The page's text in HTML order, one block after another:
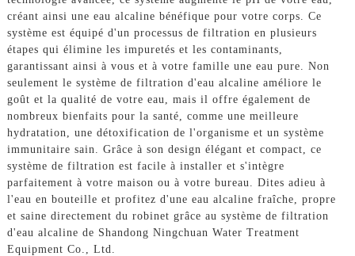
créant ainsi une eau alcaline bénéfique pour votre corps. Ce
système est équipé d'un processus de filtration en plusieurs
étapes qui élimine les impuretés et les contaminants,
garantissant ainsi à vous et à votre famille une eau pure. Non
seulement le système de filtration d'eau alcaline améliore le
goût et la qualité de votre eau, mais il offre également de
nombreux bienfaits pour la santé, comme une meilleure
hydratation, une détoxification de l'organisme et un système
immunitaire sain. Grâce à son design élégant et compact, ce
système de filtration est facile à installer et s'intègre
parfaitement à votre maison ou à votre bureau. Dites adieu à
l'eau en bouteille et profitez d'une eau alcaline fraîche, propre
et saine directement du robinet grâce au système de filtration
d'eau alcaline de Shandong Ningchuan Water Treatment
Equipment Co., Ltd.